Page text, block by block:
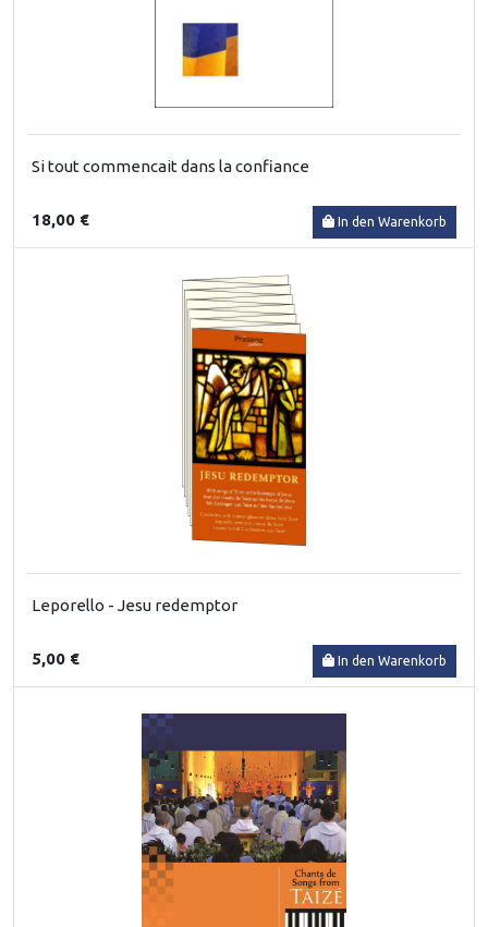
Si tout commencait dans la confiance
18,00 € In den Warenkorb
Leporello - Jesu redemptor
5,00 € In den Warenkorb